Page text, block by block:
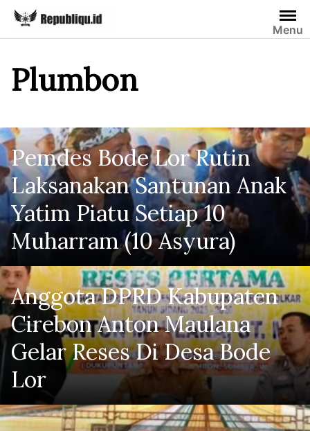
Skip
content
Menu
Plumbon
Pemdes Bode Lor Rutin
Laksanakan Santunan Anak
Yatim Piatu Setiap 10
Muharram (10 Asyura)
Anggota DPRD Kabupaten
Cirebon Anton Maulana
Gelar Reses Di Desa Bode
Lor